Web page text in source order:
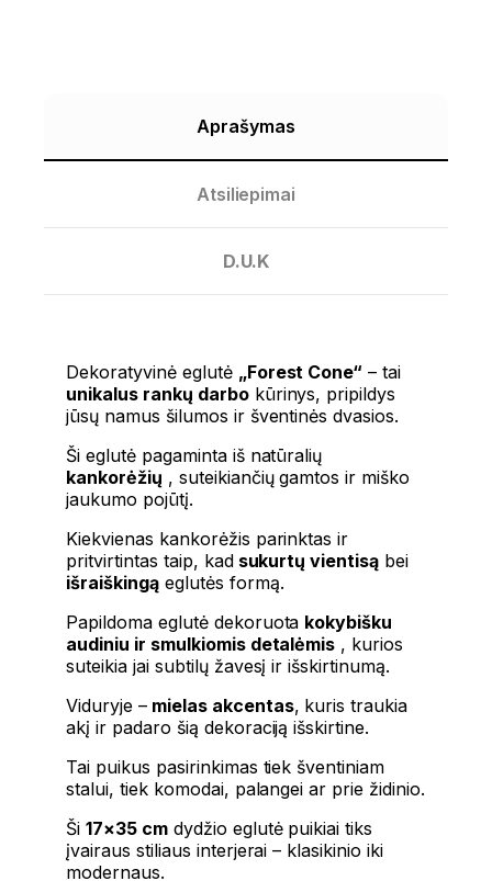
Aprašymas
Atsiliepimai
D.U.K
Dekoratyvinė eglutė „Forest Cone“ – tai
unikalus rankų darbokūrinys, pripildys
jūsų namus šilumos ir šventinės dvasios.
Ši eglutė pagaminta iš natūralių
kankorėžių , suteikiančių gamtos ir miško
jaukumo pojūtį.
Kiekvienas kankorėžis parinktas ir
pritvirtintas taip, kadsukurtų vientisą bei
išraiškingąeglutės formą.
Papildoma eglutė dekoruota kokybišku
audiniu ir smulkiomis detalėmis , kurios
suteikia jai subtilų žavesį ir išskirtinumą.
Viduryje –mielas akcentas, kuris traukia
akį ir padaro šią dekoraciją išskirtine.
Tai puikus pasirinkimas tiek šventiniam
stalui, tiek komodai, palangei ar prie židinio.
Ši 17×35 cmdydžio eglutė puikiai tiks
įvairaus stiliaus interjerai – klasikinio iki
modernaus.